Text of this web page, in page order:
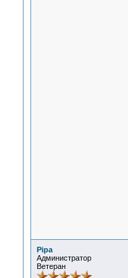
Pipa
Администратор
Ветеран